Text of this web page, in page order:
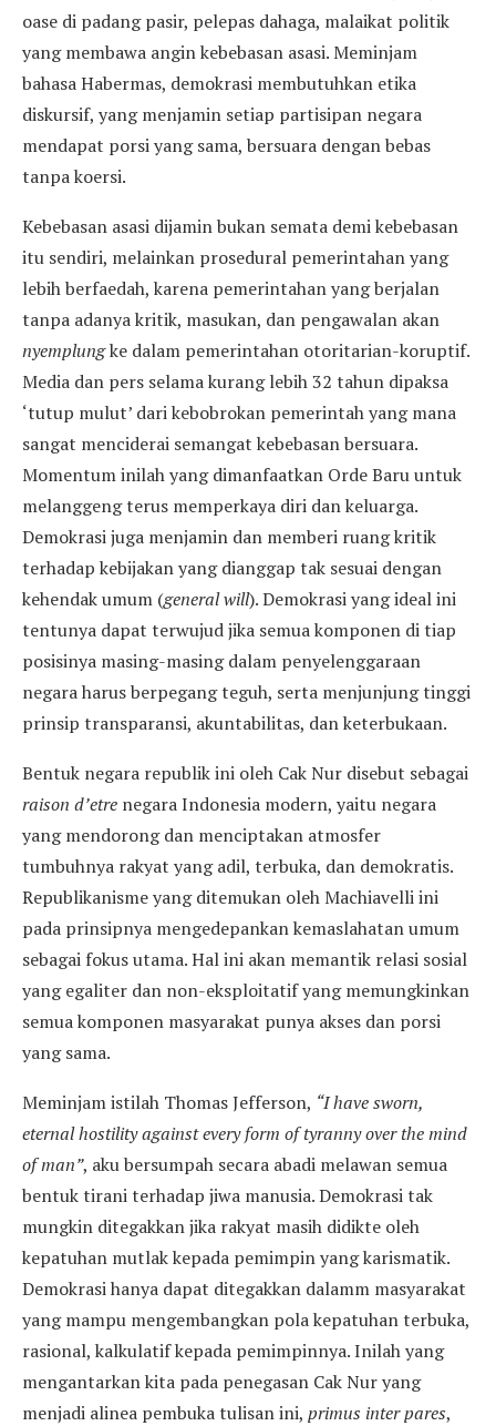
oase di padang pasir, pelepas dahaga, malaikat politik
yang membawa angin kebebasan asasi. Meminjam
bahasa Habermas, demokrasi membutuhkan etika
diskursif, yang menjamin setiap partisipan negara
mendapat porsi yang sama, bersuara dengan bebas
tanpa koersi.
Kebebasan asasi dijamin bukan semata demi kebebasan
itu sendiri, melainkan prosedural pemerintahan yang
lebih berfaedah, karena pemerintahan yang berjalan
tanpa adanya kritik, masukan, dan pengawalan akan
nyemplungke dalam pemerintahan otoritarian-koruptif.
Media dan pers selama kurang lebih 32 tahun dipaksa
‘tutup mulut’ dari kebobrokan pemerintah yang mana
sangat menciderai semangat kebebasan bersuara.
Momentum inilah yang dimanfaatkan Orde Baru untuk
melanggeng terus memperkaya diri dan keluarga.
Demokrasi juga menjamin dan memberi ruang kritik
terhadap kebijakan yang dianggap tak sesuai dengan
kehendak umum (general will). Demokrasi yang ideal ini
tentunya dapat terwujud jika semua komponen di tiap
posisinya masing-masing dalam penyelenggaraan
negara harus berpegang teguh, serta menjunjung tinggi
prinsip transparansi, akuntabilitas, dan keterbukaan.
Bentuk negara republik ini oleh Cak Nur disebut sebagai
raison d’etre negara Indonesia modern, yaitu negara
yang mendorong dan menciptakan atmosfer
tumbuhnya rakyat yang adil, terbuka, dan demokratis.
Republikanisme yang ditemukan oleh Machiavelli ini
pada prinsipnya mengedepankan kemaslahatan umum
sebagai fokus utama. Hal ini akan memantik relasi sosial
yang egaliter dan non-eksploitatif yang memungkinkan
semua komponen masyarakat punya akses dan porsi
yang sama.
Meminjam istilah Thomas Jefferson, “Ihave sworn,
eternal hostility against every form of tyranny over the mind
of man”, aku bersumpah secara abadi melawan semua
bentuk tirani terhadap jiwa manusia. Demokrasi tak
mungkin ditegakkan jika rakyat masih didikte oleh
kepatuhan mutlak kepada pemimpin yang karismatik.
Demokrasi hanya dapat ditegakkan dalamm masyarakat
yang mampu mengembangkan pola kepatuhan terbuka,
rasional, kalkulatif kepada pemimpinnya. Inilah yang
mengantarkan kita pada penegasan Cak Nur yang
menjadi alinea pembuka tulisan ini, primus inter pares,